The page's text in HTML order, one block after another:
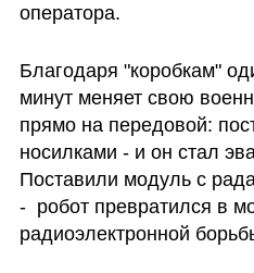
оператора.
Благодаря "коробкам"
минут меняет свою
прямо на передовой:
носилками - и он стал
Поставили модуль с
-  робот превратился в
радиоэлектронной